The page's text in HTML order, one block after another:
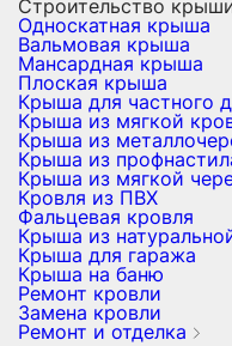
Строительство
Односкатная крыша
Вальмовая крыша
Мансардная крыша
Плоская крыша
Крыша для частного
Крыша из мягкой
Крыша из
Крыша из
Крыша из мягкой
Кровля из ПВХ
Фальцевая кровля
Крыша из
Крыша для гаража
Крыша на баню
Ремонт кровли
Замена кровли
Ремонт и отделка